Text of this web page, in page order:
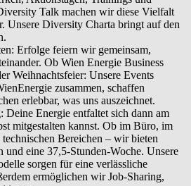
Talk machen wir diese Vielfalt
Unsere Diversity Charta bringt auf den
Erfolge feiern wir gemeinsam,
Ob Wien Energie Business
Weihnachtsfeier: Unsere Events
zusammen, schaffen
erlebbar, was uns auszeichnet.
Energie entfaltet sich dann am
mitgestalten kannst. Ob im Büro, im
Bereichen – wir bieten
und eine 37,5-Stunden-Woche. Unsere
sorgen für eine verlässliche
ermöglichen wir Job-Sharing,